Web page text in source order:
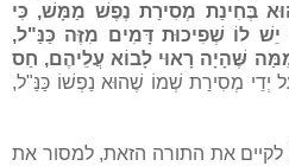
בְּחִינַת מְסִירַת נֶפֶשׁ מַמָּשׁ, כִּי
לוֹ שְׁפִיכוּת דָּמִים מִזֶּה כַּנַּ"ל,
שֶּׁהָיָה רָאוּי לָבוֹא עֲלֵיהֶם, חַס
יְדֵי מְסִירַת שְׁמוֹ שֶׁהוּא נַפְשׁוֹ כַּנַּ"ל,
לקיים את התורה הזאת, למסור את